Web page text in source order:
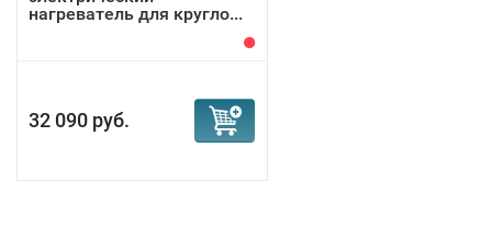
нагреватель для кругло...
32 090 руб.